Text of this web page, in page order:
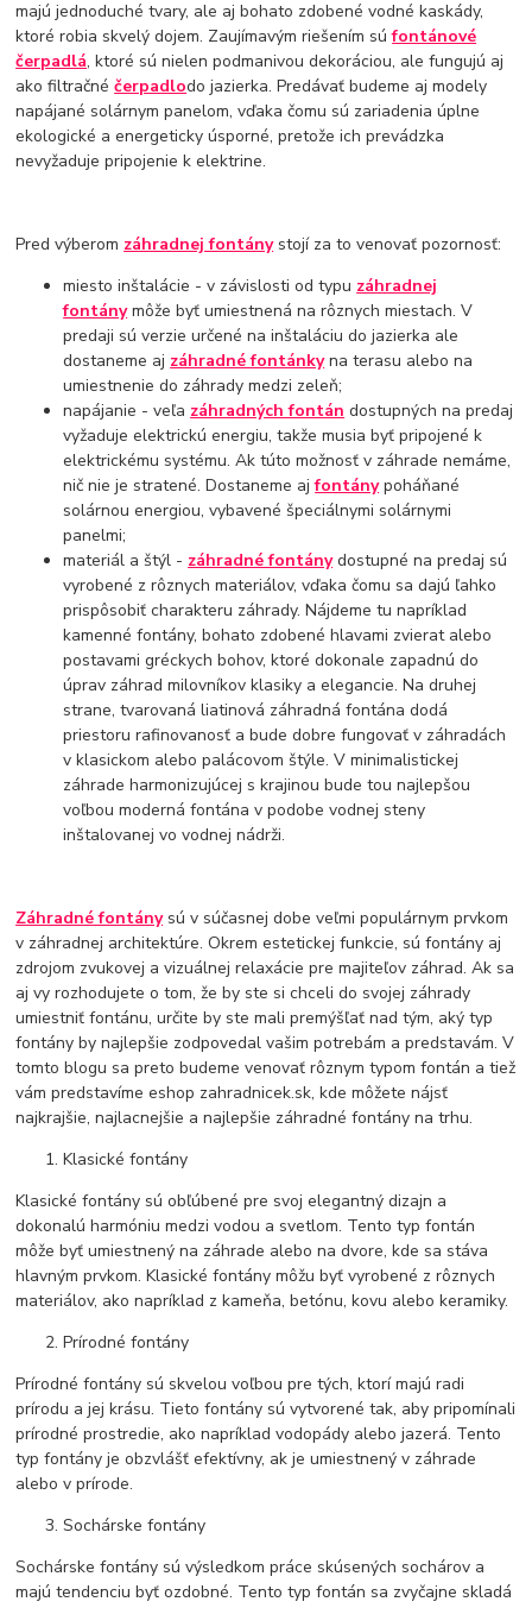
majú jednoduché tvary, ale aj bohato zdobené vodné kaskády,
ktoré robia skvelý dojem. Zaujímavým riešením súfontánové
čerpadlá, ktoré sú nielen podmanivou dekoráciou, ale fungujú aj
ako filtračnéčerpadlodo jazierka. Predávať budeme aj modely
napájané solárnym panelom, vďaka čomu sú zariadenia úplne
ekologické a energeticky úsporné, pretože ich prevádzka
nevyžaduje pripojenie k elektrine.
Pred výberom záhradnej fontánystojí za to venovať pozornosť:
miesto inštalácie - v závislosti od typu záhradnej
fontánymôže byť umiestnená na rôznych miestach. V
predaji sú verzie určené na inštaláciu do jazierka ale
dostaneme aj záhradné fontánkyna terasu alebo na
umiestnenie do záhrady medzi zeleň;
napájanie - veľa záhradných fontán dostupných na predaj
vyžaduje elektrickú energiu, takže musia byť pripojené k
elektrickému systému. Ak túto možnosť v záhrade nemáme,
nič nie je stratené. Dostaneme ajfontánypoháňané
solárnou energiou, vybavené špeciálnymi solárnymi
panelmi;
materiál a štýl - záhradné fontánydostupné na predaj sú
vyrobené z rôznych materiálov, vďaka čomu sa dajú ľahko
prispôsobiť charakteru záhrady. Nájdeme tu napríklad
kamenné fontány, bohato zdobené hlavami zvierat alebo
postavami gréckych bohov, ktoré dokonale zapadnú do
úprav záhrad milovníkov klasiky a elegancie. Na druhej
strane, tvarovaná liatinová záhradná fontána dodá
priestoru rafinovanosť a bude dobre fungovať v záhradách
v klasickom alebo palácovom štýle. V minimalistickej
záhrade harmonizujúcej s krajinou bude tou najlepšou
voľbou moderná fontána v podobe vodnej steny
inštalovanej vo vodnej nádrži.
Záhradné fontánysú v súčasnej dobe veľmi populárnym prvkom
v záhradnej architektúre. Okrem estetickej funkcie, sú fontány aj
zdrojom zvukovej a vizuálnej relaxácie pre majiteľov záhrad. Ak sa
aj vy rozhodujete o tom, že by ste si chceli do svojej záhrady
umiestniť fontánu, určite by ste mali premýšľať nad tým, aký typ
fontány by najlepšie zodpovedal vašim potrebám a predstavám. V
tomto blogu sa preto budeme venovať rôznym typom fontán a tiež
vám predstavíme eshop zahradnicek.sk, kde môžete nájsť
najkrajšie, najlacnejšie a najlepšie záhradné fontány na trhu.
Klasické fontány
Klasické fontány sú obľúbené pre svoj elegantný dizajn a
dokonalú harmóniu medzi vodou a svetlom. Tento typ fontán
môže byť umiestnený na záhrade alebo na dvore, kde sa stáva
hlavným prvkom. Klasické fontány môžu byť vyrobené z rôznych
materiálov, ako napríklad z kameňa, betónu, kovu alebo keramiky.
Prírodné fontány
Prírodné fontány sú skvelou voľbou pre tých, ktorí majú radi
prírodu a jej krásu. Tieto fontány sú vytvorené tak, aby pripomínali
prírodné prostredie, ako napríklad vodopády alebo jazerá. Tento
typ fontány je obzvlášť efektívny, ak je umiestnený v záhrade
alebo v prírode.
Sochárske fontány
Sochárske fontány sú výsledkom práce skúsených sochárov a
majú tendenciu byť ozdobné. Tento typ fontán sa zvyčajne skladá